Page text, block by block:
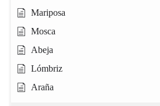
Mariposa
Mosca
Abeja
Lómbriz
Araña